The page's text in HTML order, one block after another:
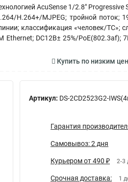
AcuSense 1/2.8" Progressive
H.264+/MJPEG; тройной поток;
классификация «человек/ТС»;
DC12В± 25%/PoE(802.3af);
Купить по низким
Артикул: DS-2CD2523G2-
Гарантия
Самовывоз: 2 дня
Курьером от 490 ₽ 2-3
Срочная доставка: 1